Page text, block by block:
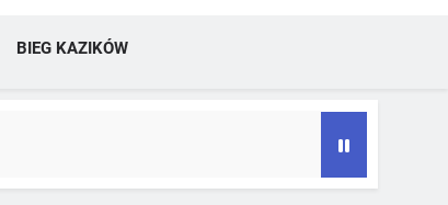
BIEG KAZIKÓW